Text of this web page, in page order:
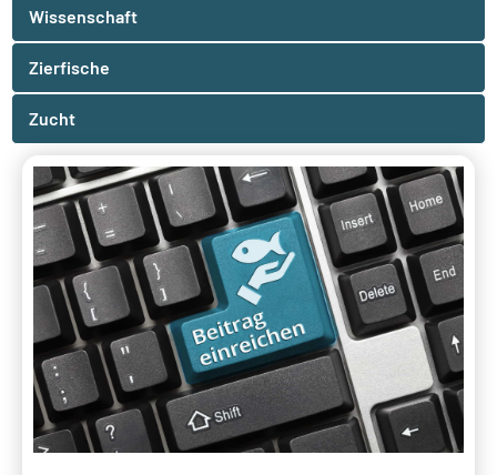
Wissenschaft
Zierfische
Zucht